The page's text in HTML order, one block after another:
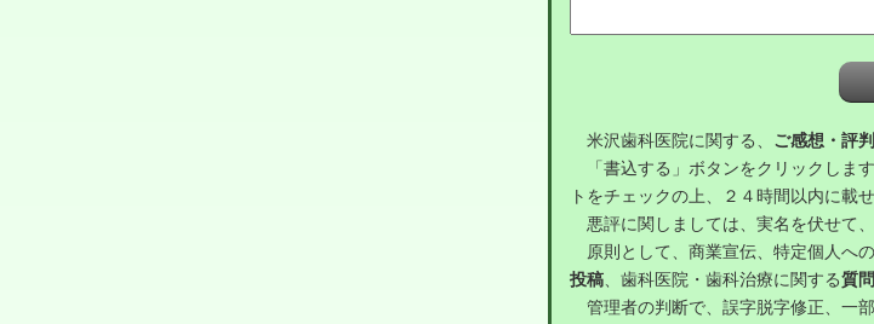
米沢歯科医院に関する、 ご感想・評判
「書込する」ボタンをクリックしま
トをチェックの上、２４時間以内に載せ
悪評に関しましては、実名を伏せて
原則として、商業宣伝、特定個人へ
投稿 、歯科医院・歯科治療に関する質問
管理者の判断で、誤字脱字修正、一